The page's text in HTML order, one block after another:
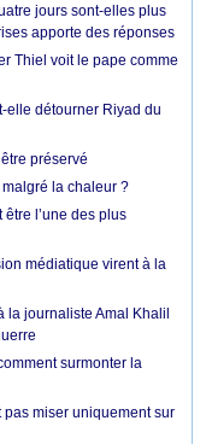
jours sont-elles plus
apporte des réponses
Thiel voit le pape comme
elle détourner Riyad du
préservé
la chaleur ?
l’une des plus
médiatique virent à la
la journaliste Amal Khalil
surmonter la
miser uniquement sur